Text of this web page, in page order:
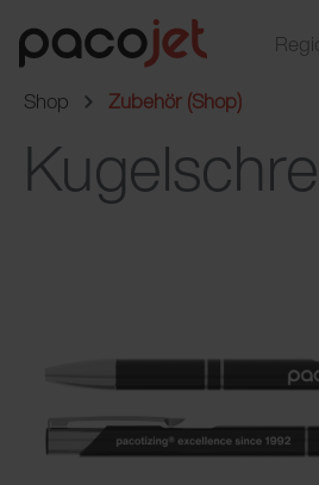
Shop
Zubehör (Shop)